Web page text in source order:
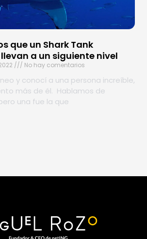
que un Shark Tank
a un siguiente nivel
No hay comentarios
y conocí a una persona increíble,
más de él. Hablamos de
una fue la que